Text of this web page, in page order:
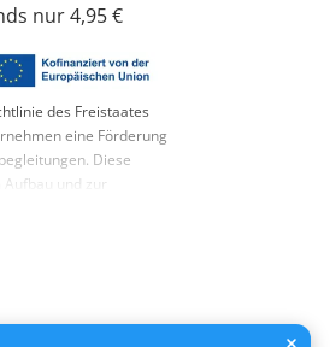
nur 4,95 €
des Freistaates
eine Förderung
Diese
und zur
Ergebnisse und
Plus und